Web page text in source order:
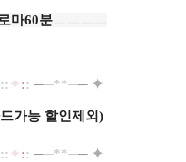
마60분
:: ✦:: ──**── ✦
가능 할인제외)
:: ✦:: ──**── ✦